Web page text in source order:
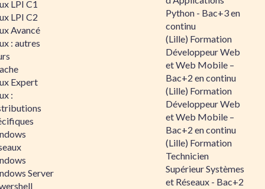
LPI C1
LPI C2
Avancé
: autres
Expert
:
Server
Python - Bac+3 en
continu
(Lille) Formation
Développeur Web
et Web Mobile –
Bac+2 en continu
(Lille) Formation
Développeur Web
et Web Mobile –
Bac+2 en continu
(Lille) Formation
Technicien
Supérieur Systèmes
et Réseaux - Bac+2